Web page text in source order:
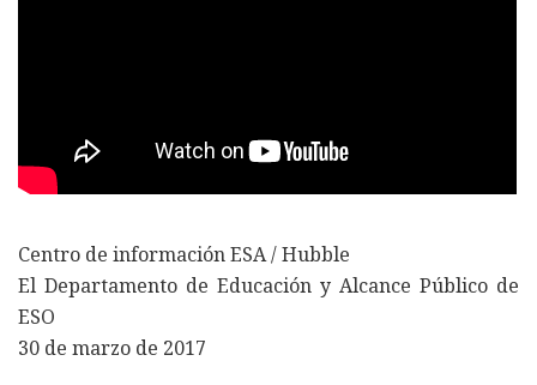
Centro de información ESA / Hubble
El Departamento de Educación y Alcance Público de
ESO
30 de marzo de 2017